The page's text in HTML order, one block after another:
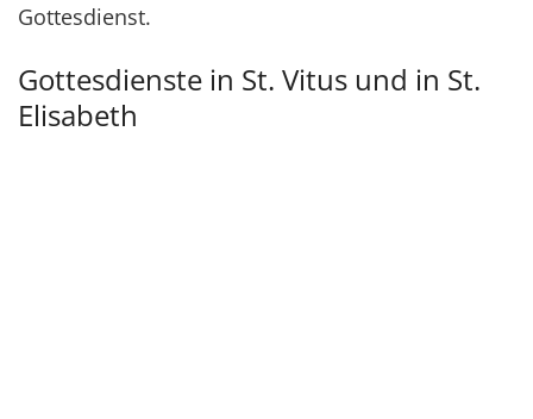
Gottesdienst.
Gottesdienste in St. Vitus und in St.
Elisabeth